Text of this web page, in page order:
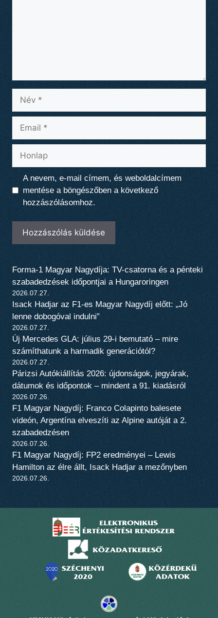
Név
Email
Honlap
A nevem, e-mail címem, és weboldalcímem
mentése a böngészőben a következő
hozzászólásomhoz.
Forma-1 Magyar Nagydíja: TV-csatorna és a pénteki
szabadedzések időpontjai a Hungaroringen
2026.07.27.
Isack Hadjar az F1-es Magyar Nagydíj előtt: „Jó
lenne dobogóval indulni”
2026.07.27.
Új Mercedes GLA: július 29-i bemutató – mire
számíthatunk a harmadik generációtól?
2026.07.27.
Párizsi Autókiállítás 2026: újdonságok, jegyárak,
dátumok és időpontok – mindent a 91. kiadásról
2026.07.26.
F1 Magyar Nagydíj: Franco Colapinto balesete
videón, Argentína elveszíti az Alpine autóját a 2.
szabadedzésen
2026.07.26.
F1 Magyar Nagydíj: FP2 eredményei – Lewis
Hamilton az élre állt, Isack Hadjar a mezőnyben
2026.07.26.